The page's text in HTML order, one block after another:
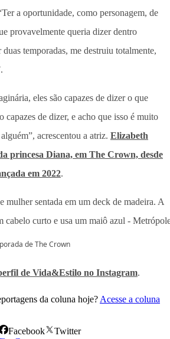
a oportunidade, como personagem, de
provavelmente queria dizer dentro
temporadas, me destruiu totalmente,
eles são capazes de dizer o que
capazes de dizer, e acho que isso é muito
acrescentou a atriz. Elizabeth
princesa Diana, em The Crown, desde
em 2022.
de The Crown
de Vida&Estilo no Instagram.
da coluna hoje? Acesse a coluna
Facebook
Twitter